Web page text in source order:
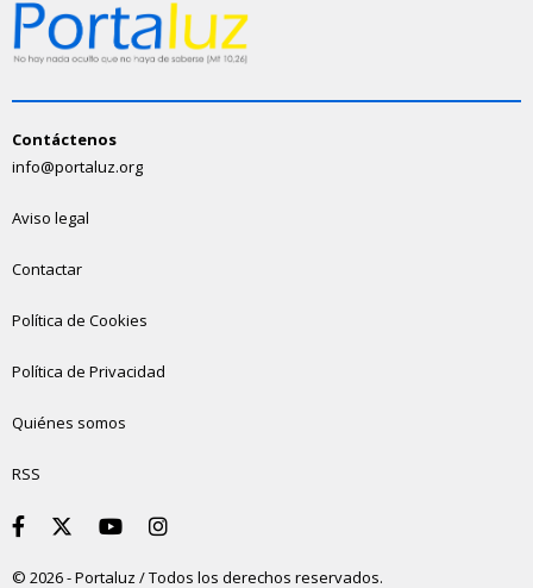
Contáctenos
info@portaluz.org
Aviso legal
Contactar
Política de Cookies
Política de Privacidad
Quiénes somos
RSS
© 2026 - Portaluz / Todos los derechos reservados.